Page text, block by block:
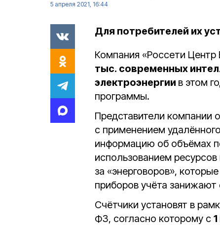
5 апреля 2021, 16:44
Для потребителей их
Компания «Россети Центр
тыс. современных
электроэнергии в этом
программы.
Представители компании
с применением
информацию об объёмах
использованием
за «энерговоров»,
приборов учёта
Счётчики установят в
ФЗ, согласно которому с